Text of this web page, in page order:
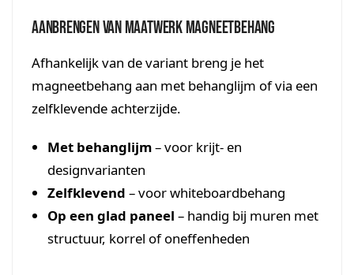
Aanbrengen van maatwerk magneetbehang
Afhankelijk van de variant breng je het
magneetbehang aan met behanglijm of via een
zelfklevende achterzijde.
Met behanglijm– voor krijt- en
designvarianten
Zelfklevend – voor whiteboardbehang
Op een glad paneel – handig bij muren met
structuur, korrel of oneffenheden